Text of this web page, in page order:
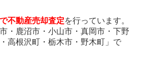
不動産売却査定を行っています。
・鹿沼市・小山市・真岡市・下野
高根沢町・栃木市・野木町」で